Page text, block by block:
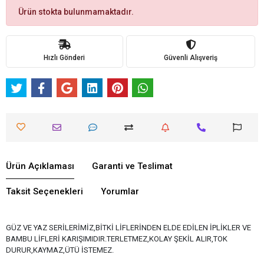
Ürün stokta bulunmamaktadır.
Hızlı Gönderi Güvenli Alışveriş
Ürün Açıklaması Garanti ve Teslimat
Taksit Seçenekleri Yorumlar
GÜZ VE YAZ SERİLERİMİZ,BİTKİ LİFLERİNDEN ELDE EDİLEN İPLİKLER VE
BAMBU LİFLERİ KARIŞIMIDIR.TERLETMEZ,KOLAY ŞEKİL ALIR,TOK
DURUR,KAYMAZ,ÜTÜ İSTEMEZ.